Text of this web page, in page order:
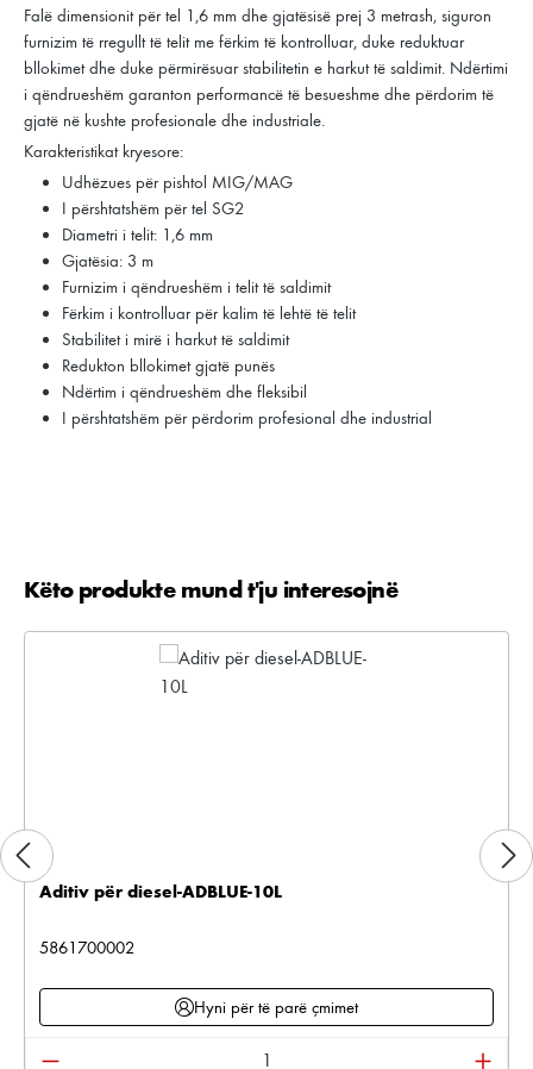
Falë dimensionit për tel 1,6 mm dhe gjatësisë prej 3 metrash, siguron
furnizim të rregullt të telit me fërkim të kontrolluar, duke reduktuar
bllokimet dhe duke përmirësuar stabilitetin e harkut të saldimit. Ndërtimi
i qëndrueshëm garanton performancë të besueshme dhe përdorim të
gjatë në kushte profesionale dhe industriale.
Karakteristikat kryesore:
Udhëzues për pishtol MIG/MAG
I përshtatshëm për tel SG2
Diametri i telit: 1,6 mm
Gjatësia: 3 m
Furnizim i qëndrueshëm i telit të saldimit
Fërkim i kontrolluar për kalim të lehtë të telit
Stabilitet i mirë i harkut të saldimit
Redukton bllokimet gjatë punës
Ndërtim i qëndrueshëm dhe fleksibil
I përshtatshëm për përdorim profesional dhe industrial
Kalo galerinë e produktit
Këto produkte mund t'ju interesojnë
Aditiv për diesel-ADBLUE-10L
5861700002
Hyni për të parë çmimet
Sasia e produktit: Shkruani sasinë e dëshiruar